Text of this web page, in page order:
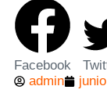
Facebook
admin